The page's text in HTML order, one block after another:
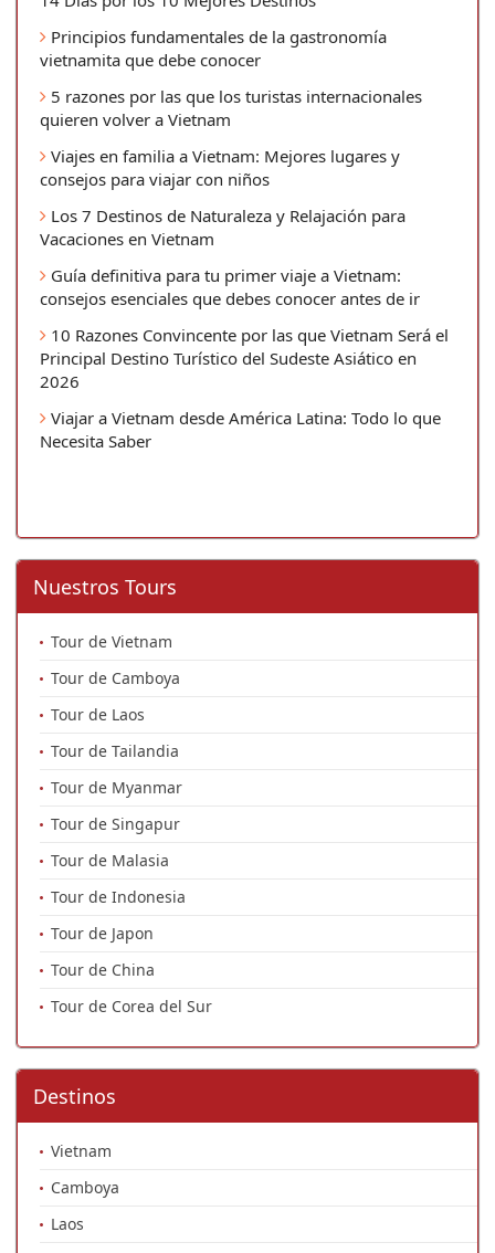
Principios fundamentales de la gastronomía
vietnamita que debe conocer
5 razones por las que los turistas internacionales
quieren volver a Vietnam
Viajes en familia a Vietnam: Mejores lugares y
consejos para viajar con niños
Los 7 Destinos de Naturaleza y Relajación para
Vacaciones en Vietnam
Guía definitiva para tu primer viaje a Vietnam:
consejos esenciales que debes conocer antes de ir
10 Razones Convincente por las que Vietnam Será el
Principal Destino Turístico del Sudeste Asiático en
2026
Viajar a Vietnam desde América Latina: Todo lo que
Necesita Saber
Nuestros Tours
Tour de Vietnam
Tour de Camboya
Tour de Laos
Tour de Tailandia
Tour de Myanmar
Tour de Singapur
Tour de Malasia
Tour de Indonesia
Tour de Japon
Tour de China
Tour de Corea del Sur
Destinos
Vietnam
Camboya
Laos